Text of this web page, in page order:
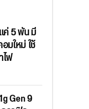
5 พัน มี
มใหม่ ใช้
ฟ
Gen 9